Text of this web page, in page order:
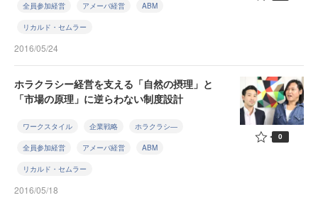
全員参加経営 アメーバ経営 ABM
リカルド・セムラー
2016/05/24
ホラクラシー経営を支える「自然の摂理」と
「市場の原理」に逆らわない制度設計
ワークスタイル 企業戦略 ホラクラシ―
全員参加経営 アメーバ経営 ABM
リカルド・セムラー
2016/05/18
0